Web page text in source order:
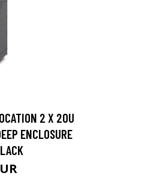
2 X 20U
ENCLOSURE